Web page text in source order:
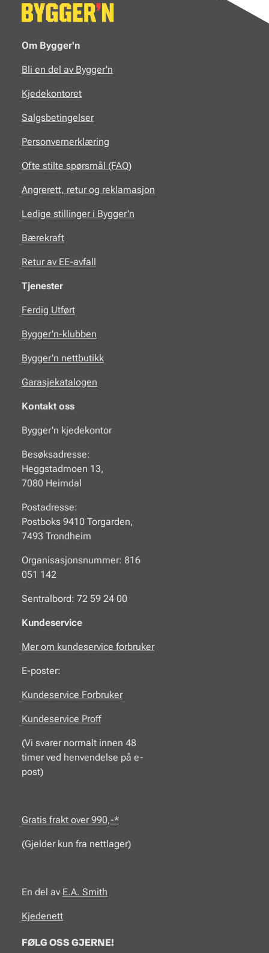
Om Bygger'n
Bli en del av Bygger'n
Kjedekontoret
Salgsbetingelser
Personvernerklæring
Ofte stilte spørsmål (FAQ)
Angrerett, retur og reklamasjon
Ledige stillinger i Bygger'n
Bærekraft
Retur av EE-avfall
Tjenester
Ferdig Utført
Bygger'n-klubben
Bygger'n nettbutikk
Garasjekatalogen
Kontakt oss
Bygger'n kjedekontor
Besøksadresse:
Heggstadmoen 13,
7080 Heimdal
Postadresse:
Postboks 9410 Torgarden,
7493 Trondheim
Organisasjonsnummer: 816
051 142
Sentralbord: 72 59 24 00
Kundeservice
Mer om kundeservice forbruker
E-poster:
Kundeservice Forbruker
Kundeservice Proff
(Vi svarer normalt innen 48
timer ved henvendelse på e-
post)
Gratis frakt over 990,-*
(Gjelder kun fra nettlager)
En del av E.A. Smith
Kjedenett
FØLG OSS GJERNE!